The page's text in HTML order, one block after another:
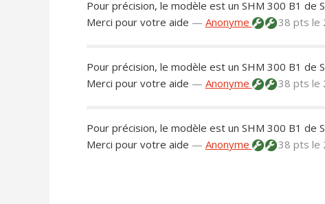
Pour précision, le modèle est un SHM 300 B1 de
Merci pour votre aide — Anonyme 38 pts le
Pour précision, le modèle est un SHM 300 B1 de
Merci pour votre aide — Anonyme 38 pts le
Pour précision, le modèle est un SHM 300 B1 de
Merci pour votre aide — Anonyme 38 pts le